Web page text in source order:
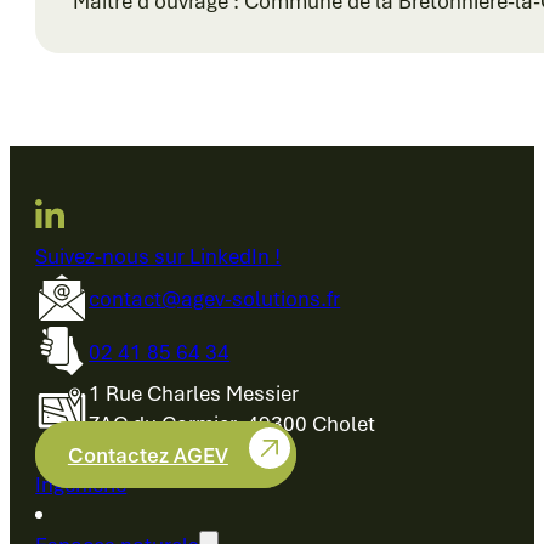
Suivez-nous sur LinkedIn !
contact@agev-solutions.fr
02 41 85 64 34
1 Rue Charles Messier
ZAC du Cormier, 49300 Cholet
Contactez AGEV
Ingénierie